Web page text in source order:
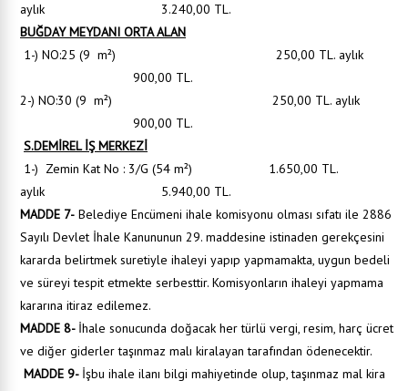
aylık 3.240,00 TL.
BUĞDAY MEYDANI ORTA ALAN
1-) NO:25 (9 m²) 250,00 TL. aylık
900,00 TL.
2-) NO:30 (9 m²) 250,00 TL. aylık
900,00 TL.
S.DEMİREL İŞ MERKEZİ
1-) Zemin Kat No : 3/G (54 m²) 1.650,00 TL.
aylık 5.940,00 TL.
MADDE 7- Belediye Encümeni ihale komisyonu olması sıfatı ile 2886
Sayılı Devlet İhale Kanununun 29. maddesine istinaden gerekçesini
kararda belirtmek suretiyle ihaleyi yapıp yapmamakta, uygun bedeli
ve süreyi tespit etmekte serbesttir. Komisyonların ihaleyi yapmama
kararına itiraz edilemez.
MADDE 8- İhale sonucunda doğacak her türlü vergi, resim, harç ücret
ve diğer giderler taşınmaz malı kiralayan tarafından ödenecektir.
MADDE 9- İşbu ihale ilanı bilgi mahiyetinde olup, taşınmaz mal kira